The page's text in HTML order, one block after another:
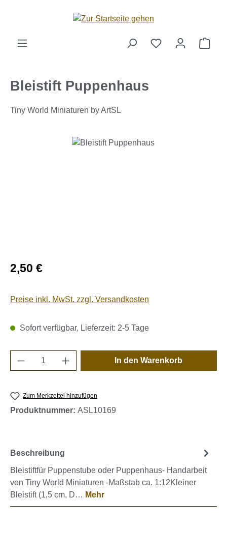
Zum Hauptinhalt springen
Bleistift Puppenhaus
Tiny World Miniaturen by ArtSL
Bildergalerie überspringen
Regulärer Preis:
2,50 €
Preise inkl. MwSt. zzgl. Versandkosten
Sofort verfügbar, Lieferzeit: 2-5 Tage
Produkt Anzahl: Gib den gewünschten
In den Warenkorb
Zum Merkzettel hinzufügen
Produktnummer: ASL10169
Beschreibung
Bleistiftfür Puppenstube oder Puppenhaus- Handarbeit
von Tiny World Miniaturen -Maßstab ca. 1:12Kleiner
Bleistift (1,5 cm, D… Mehr